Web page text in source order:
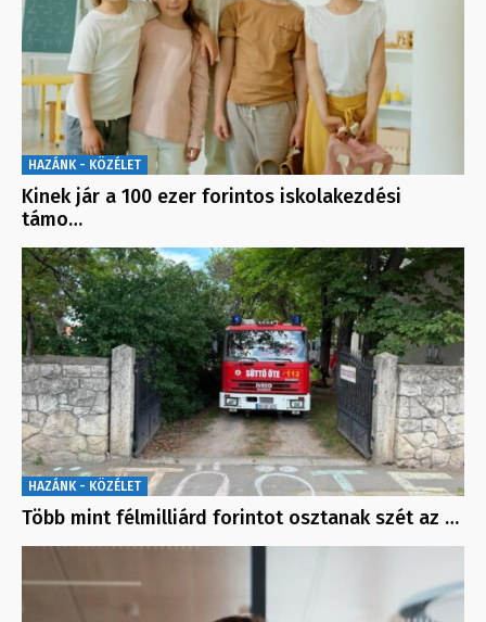
HAZÁNK - KÖZÉLET
Kinek jár a 100 ezer forintos iskolakezdési
támo…
HAZÁNK - KÖZÉLET
Több mint félmilliárd forintot osztanak szét az …